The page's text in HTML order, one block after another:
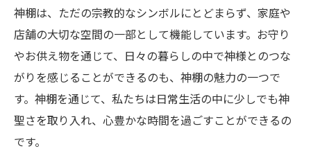
神棚は、ただの宗教的なシンボルにとどまらず、家庭や
店舗の大切な空間の一部として機能しています。お守り
やお供え物を通じて、日々の暮らしの中で神様とのつな
がりを感じることができるのも、神棚の魅力の一つで
す。神棚を通じて、私たちは日常生活の中に少しでも神
聖さを取り入れ、心豊かな時間を過ごすことができるの
です。